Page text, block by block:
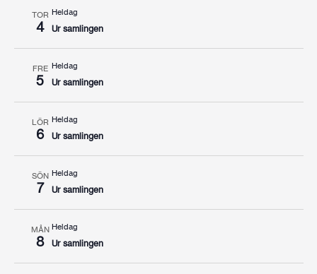
TOR
4
Heldag
Ur samlingen
FRE
5
Heldag
Ur samlingen
LÖR
6
Heldag
Ur samlingen
SÖN
7
Heldag
Ur samlingen
MÅN
8
Heldag
Ur samlingen